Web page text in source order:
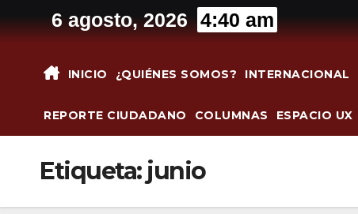
al
6 agosto, 2026 4:40 am
INICIO ¿QUIÉNES SOMOS? INTERNACIONAL
REPORTE CIUDADANO COLUMNAS ESPACIO UX
Etiqueta: junio